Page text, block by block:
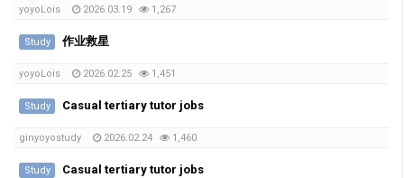
yoyoLois 2026.03.19 1,267
Study 作业救星
yoyoLois 2026.02.25 1,451
Study Casual tertiary tutor jobs
ginyoyostudy 2026.02.24 1,460
Study Casual tertiary tutor jobs